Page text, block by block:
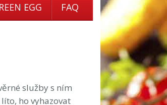
EGG FAQ
služby s ním
ho vyhazovat